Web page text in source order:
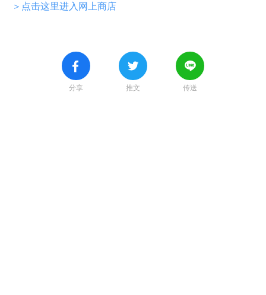
＞点击这里进入网上商店
分享 推文 传送